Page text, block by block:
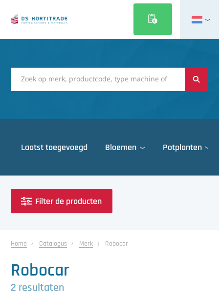
English
Deutsch
Polski
Română
Laatst toegevoegd Bloemen Potplanten
Gewasbescherming
Ontvochtiging
Reinigingsmachines
Home Catalogus Merk Robocar
Robocar
2 resultaten